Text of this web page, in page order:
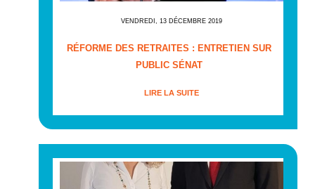
VENDREDI, 13 DÉCEMBRE 2019
RÉFORME DES RETRAITES : ENTRETIEN SUR
PUBLIC SÉNAT
LIRE LA SUITE